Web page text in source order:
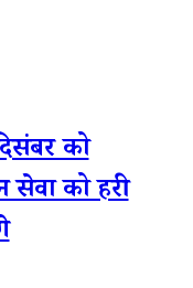
को
सेवा को हरी